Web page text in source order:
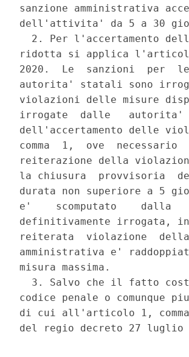
sanzione amministrativa
dell'attivita' da 5 a 30
2. Per l'accertamento
ridotta si applica l'articolo
2020.  Le  sanzioni  per
autorita' statali sono
violazioni delle misure
irrogate  dalle
dell'accertamento delle
comma  1,  ove
reiterazione della
la chiusura  provvisoria
durata non superiore a 5
e'    scomputato    dalla
definitivamente irrogata,
reiterata  violazione  della
amministrativa e'
misura massima.
3. Salvo che il fatto
codice penale o comunque
di cui all'articolo 1,